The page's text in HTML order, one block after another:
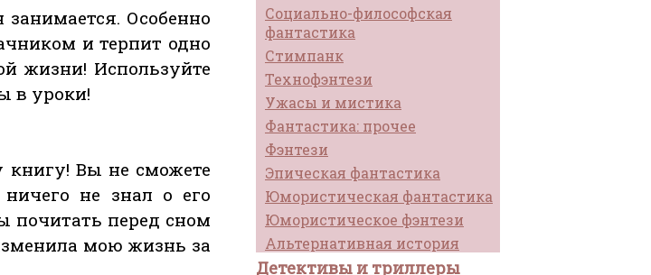
Социально-философская
фантастика
Стимпанк
Технофэнтези
Ужасы и мистика
Фантастика: прочее
Фэнтези
Эпическая фантастика
Юмористическая фантастика
Юмористическое фэнтези
Альтернативная история
Детективы и триллеры
Особенно
и терпит одно
жизни! Используйте
в уроки!
книгу! Вы не сможете
не знал о его
почитать перед сном
мою жизнь за